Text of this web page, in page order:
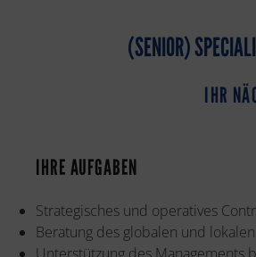
(SENIOR)
IHR
IHRE AUFGABEN
Strategisches und operatives
Beratung des globalen und